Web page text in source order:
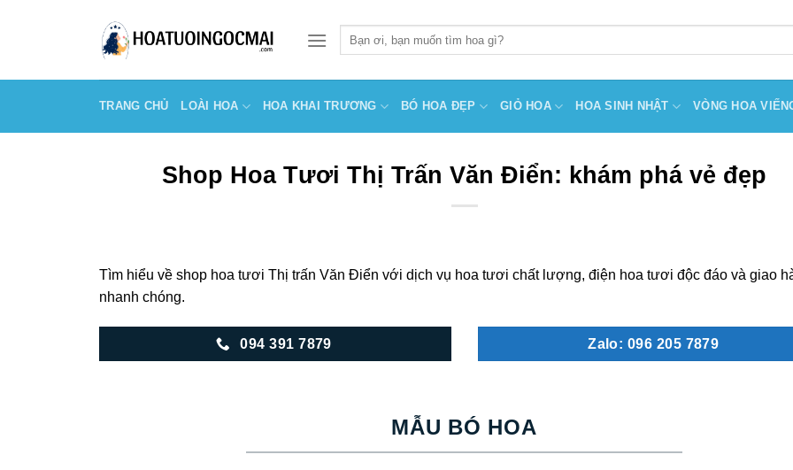
kiếm:
TRANG CHỦ LOÀI HOA HOA KHAI TRƯƠNG BÓ HOA ĐẸP GIỎ HOA HOA SINH NHẬT VÒNG HOA
Shop Hoa Tươi Thị Trấn Văn Điển: khám phá vẻ đẹp
Tìm hiểu về shop hoa tươi Thị trấn Văn Điển với dịch vụ hoa tươi chất lượng, điện hoa tươi độc đáo và giao
nhanh chóng.
094 391 7879 Zalo: 096 205 7879
MẪU BÓ HOA